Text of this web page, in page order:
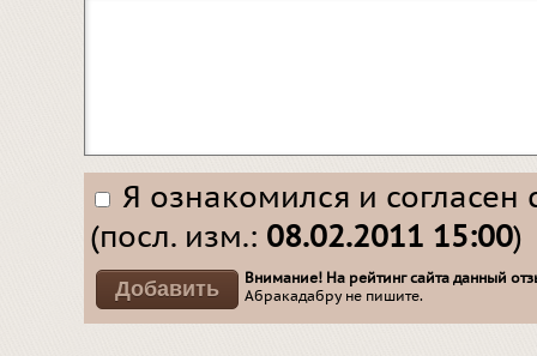
Я ознакомился и согласен
(посл. изм.: 08.02.2011 15:00)
Внимание! На рейтинг сайта данный
Абракадабру не пишите.